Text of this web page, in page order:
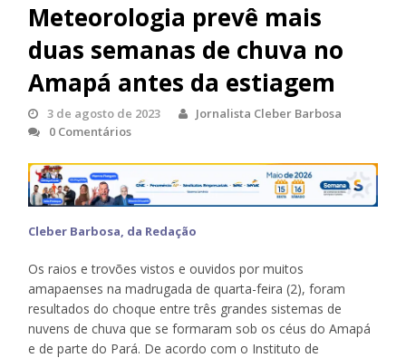
Meteorologia prevê mais
duas semanas de chuva no
Amapá antes da estiagem
3 de agosto de 2023
Jornalista Cleber Barbosa
0 Comentários
Cleber Barbosa, da Redação
Os raios e trovões vistos e ouvidos por muitos
amapaenses na madrugada de quarta-feira (2), foram
resultados do choque entre três grandes sistemas de
nuvens de chuva que se formaram sob os céus do Amapá
e de parte do Pará. De acordo com o Instituto de